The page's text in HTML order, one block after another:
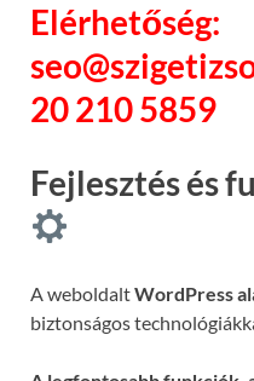
Elérhetőség:
20 210 5859
Fejlesztés és
A weboldaltWordPress
biztonságos